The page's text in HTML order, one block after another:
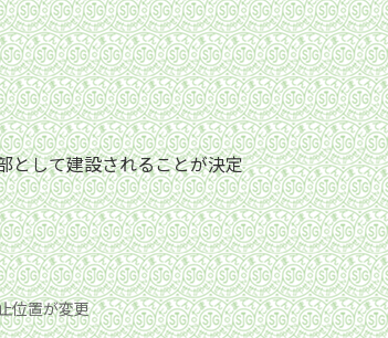
として建設されることが決定
位置が変更